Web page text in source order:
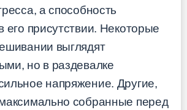
а способность
его присутствии. Некоторые
выглядят
но в раздевалке
напряжение. Другие,
собранные перед